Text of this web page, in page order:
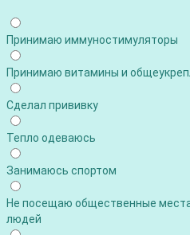
Принимаю иммуностимуляторы
Принимаю витамины и
Сделал прививку
Тепло одеваюсь
Занимаюсь спортом
Не посещаю общественные
людей